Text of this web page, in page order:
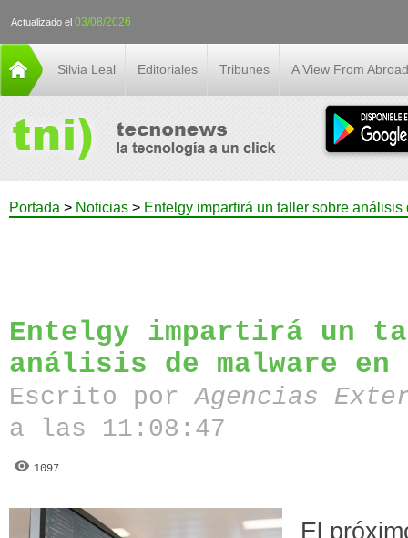
Actualizado el 03/08/2026
Silvia Leal Editoriales Tribunes A View From Abroad
Portada > Noticias > Entelgy impartirá un taller sobre
Entelgy impartirá un
análisis de malware en
Escrito porAgencias
a las 11:08:47
1097
El